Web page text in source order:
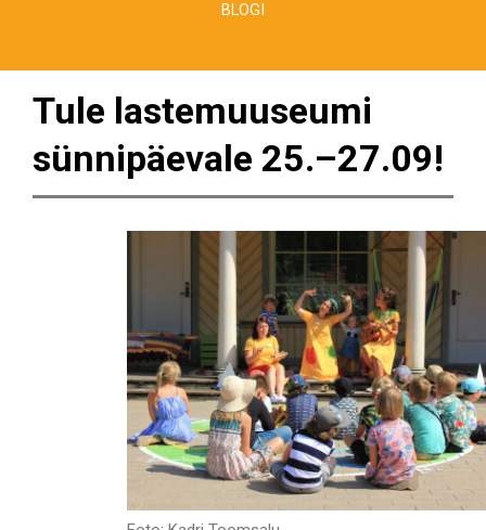
BLOGI
Tule lastemuuseumi
sünnipäevale 25.–27.09!